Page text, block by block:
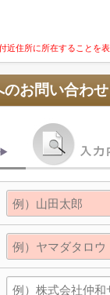
住所に所在することを
のお問い合わせ